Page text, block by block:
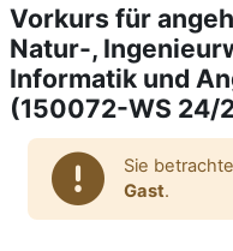
Vorkurs für
Natur-,
Informatik und
(150072-WS 24/
Sie
Gast.